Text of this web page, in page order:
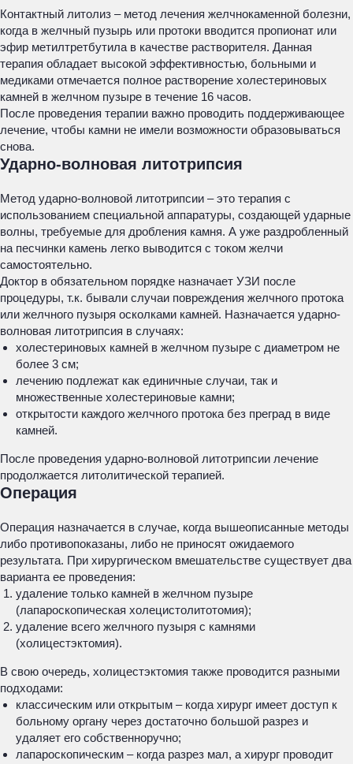
Контактный литолиз – метод лечения желчнокаменной болезни,
когда в желчный пузырь или протоки вводится пропионат или
эфир метилтретбутила в качестве растворителя. Данная
терапия обладает высокой эффективностью, больными и
медиками отмечается полное растворение холестериновых
камней в желчном пузыре в течение 16 часов.
После проведения терапии важно проводить поддерживающее
лечение, чтобы камни не имели возможности образовываться
снова.
Ударно-волновая литотрипсия
Метод ударно-волновой литотрипсии – это терапия с
использованием специальной аппаратуры, создающей ударные
волны, требуемые для дробления камня. А уже раздробленный
на песчинки камень легко выводится с током желчи
самостоятельно.
Доктор в обязательном порядке назначает УЗИ после
процедуры, т.к. бывали случаи повреждения желчного протока
или желчного пузыря осколками камней. Назначается ударно-
волновая литотрипсия в случаях:
холестериновых камней в желчном пузыре с диаметром не
более 3 см;
лечению подлежат как единичные случаи, так и
множественные холестериновые камни;
открытости каждого желчного протока без преград в виде
камней.
После проведения ударно-волновой литотрипсии лечение
продолжается литолитической терапией.
Операция
Операция назначается в случае, когда вышеописанные методы
либо противопоказаны, либо не приносят ожидаемого
результата. При хирургическом вмешательстве существует два
варианта ее проведения:
удаление только камней в желчном пузыре
(лапароскопическая холецистолитотомия);
удаление всего желчного пузыря с камнями
(холицестэктомия).
В свою очередь, холицестэктомия также проводится разными
подходами:
классическим или открытым – когда хирург имеет доступ к
больному органу через достаточно большой разрез и
удаляет его собственноручно;
лапароскопическим – когда разрез мал, а хирург проводит